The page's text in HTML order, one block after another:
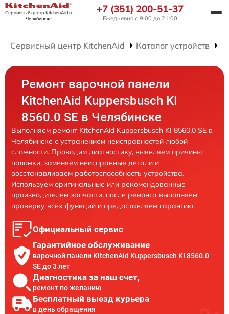
Сервисный центр KitchenAidв
Челябинске
+7 (351) 200-51-37
Ежедневно с 9:00 до 21:00
Сервисный центр KitchenAid Каталог устройств
Ремонт варочной панели
KitchenAid Kuppersbusch KI
8560.0 SE в Челябинске
Выполняем ремонт KitchenAid Kuppersbusch KI 8560.0 SE в
Челябинске с устранением неисправностей любой
сложности. Проводим диагностику, выявляем причины
поломки, заменяем неисправные детали и
восстанавливаем работоспособность устройства.
Используем оригинальные или рекомендованные
производителем запчасти, после ремонта выполняем
проверку всех функций и предоставляем гарантию.
Официальный сервис
Гарантийное обслуживание
варочной панели KitchenAid Kuppersbusch KI 8560.0
SE до 3 лет
Диагностика за наш счет,
ремонт по желанию
Бесплатный выезд курьера
в день обращения